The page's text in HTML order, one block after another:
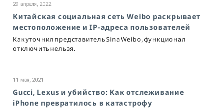
29 апреля, 2022
Китайская социальная сеть Weibo раскрывает
местоположение и IP-адреса пользователей
Как уточнил представитель Sina Weibo, функционал
отключить нельзя.
11 мая, 2021
Gucci, Lexus и убийство: Как отслеживание
iPhone превратилось в катастрофу